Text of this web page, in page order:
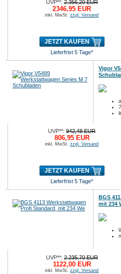
UVP**:2.356,20 EUR
2346,95 EUR
inkl. MwSt.zzgl. Versand
JETZT KAUFEN
Lieferfrist 5 Tage*
Vigor
UVP**:942,48 EUR
806,95 EUR
inkl. MwSt.zzgl. Versand
JETZT KAUFEN
Lieferfrist 5 Tage*
BGS
mit 234
UVP**:2.235,70 EUR
1122,00 EUR
inkl. MwSt.zzgl. Versand